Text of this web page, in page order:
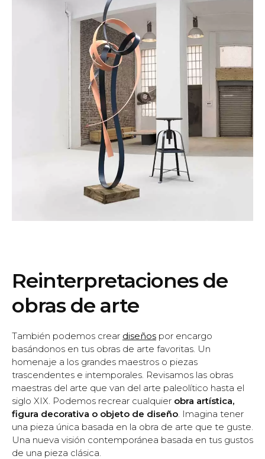
Reinterpretaciones de
obras de arte
También podemos crear diseños por encargo
basándonos en tus obras de arte favoritas. Un
homenaje a los grandes maestros o piezas
trascendentes e intemporales. Revisamos las obras
maestras del arte que van del arte paleolítico hasta el
siglo XIX. Podemos recrear cualquier obra artística,
figura decorativa o objeto de diseño. Imagina tener
una pieza única basada en la obra de arte que te guste.
Una nueva visión contemporánea basada en tus gustos
de una pieza clásica.